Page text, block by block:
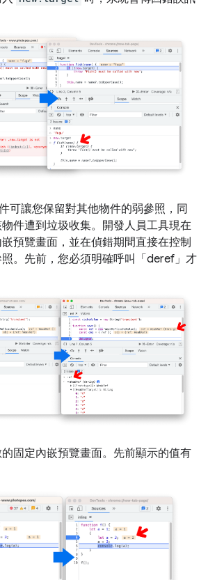
可讓您保留對其他物件的弱參照，同
件遭到垃圾收集。開發人員工具現在
預覽畫面，並在偵錯期間直接在控制
。先前，您必須明確呼叫「deref」才
固定內嵌預覽畫面。先前顯示的值有